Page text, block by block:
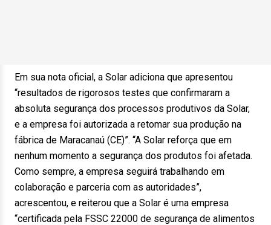
Em sua nota oficial, a Solar adiciona que apresentou
“resultados de rigorosos testes que confirmaram a
absoluta segurança dos processos produtivos da Solar,
e a empresa foi autorizada a retomar sua produção na
fábrica de Maracanaú (CE)”. “A Solar reforça que em
nenhum momento a segurança dos produtos foi afetada.
Como sempre, a empresa seguirá trabalhando em
colaboração e parceria com as autoridades”,
acrescentou, e reiterou que a Solar é uma empresa
“certificada pela FSSC 22000 de segurança de alimentos